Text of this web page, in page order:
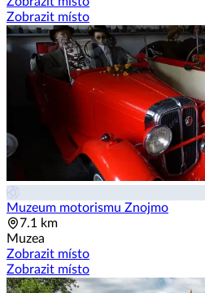
Zobrazit místo
Muzeum motorismu Znojmo
7.1 km
Muzea
Zobrazit místo
Zobrazit místo